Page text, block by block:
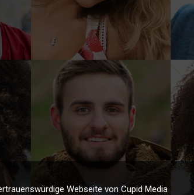
Webseite von Cupid Media